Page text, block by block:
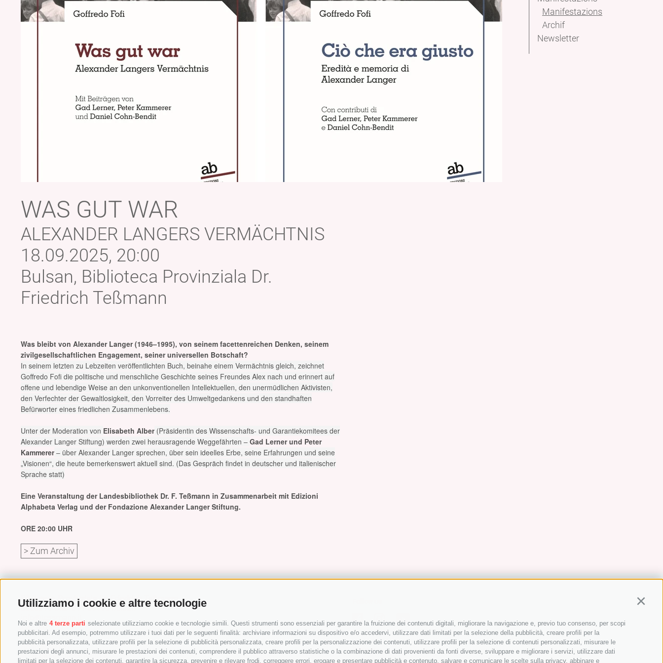
Utilizziamo i cookie e altre tecnologie
Noi e altre 4 terze parti selezionate utilizziamo cookie e tecnologie simili. Questi strumenti sono essenziali per garantire la fruizione dei contenuti digitali, migliorare la navigazione e, previo tuo consenso, per scopi
pubblicitari. Ad esempio, potremmo utilizzare i tuoi dati per le seguenti finalità: archiviare informazioni su dispositivo e/o accedervi, utilizzare dati limitati per la selezione della pubblicità, creare profili per la
pubblicità personalizzata, utilizzare profili per la selezione di pubblicità personalizzata, creare profili per la personalizzazione dei contenuti, utilizzare profili per la selezione di contenuti personalizzati, misurare le
prestazioni degli annunci, misurare le prestazioni dei contenuti, comprendere il pubblico attraverso statistiche o la combinazione di dati provenienti da fonti diverse, sviluppare e migliorare i servizi, utilizzare dati
limitati per la selezione dei contenuti, garantire la sicurezza, prevenire e rilevare frodi, correggere errori, erogare e presentare pubblicità e contenuto, salvare e comunicare le scelte sulla privacy, abbinare e
WAS GUT WAR
ALEXANDER LANGERS VERMÄCHTNIS
18.09.2025, 20:00
Bulsan, Biblioteca Provinziala Dr.
Friedrich Teßmann
Was bleibt von Alexander Langer (1946–1995), von seinem facettenreichen Denken, seinem
zivilgesellschaftlichen Engagement, seiner universellen Botschaft?
In seinem letzten zu Lebzeiten veröffentlichten Buch, beinahe einem Vermächtnis gleich, zeichnet
Goffredo Fofi die politische und menschliche Geschichte seines Freundes Alex nach und erinnert auf
offene und lebendige Weise an den unkonventionellen Intellektuellen, den unermüdlichen Aktivisten,
den Verfechter der Gewaltlosigkeit, den Vorreiter des Umweltgedankens und den standhaften
Befürworter eines friedlichen Zusammenlebens.
Unter der Moderation von Elisabeth Alber (Präsidentin des Wissenschafts- und Garantiekomitees der
Alexander Langer Stiftung) werden zwei herausragende Weggefährten – Gad Lerner und Peter
Kammerer – über Alexander Langer sprechen, über sein ideelles Erbe, seine Erfahrungen und seine
„Visionen“, die heute bemerkenswert aktuell sind. (Das Gespräch findet in deutscher und italienischer
Sprache statt)
Eine Veranstaltung der Landesbibliothek Dr. F. Teßmann in Zusammenarbeit mit Edizioni
Alphabeta Verlag und der Fondazione Alexander Langer Stiftung.
ORE 20:00 UHR
> Zum Archiv
Manifestazions
Archif
Newsletter
Biblioteca Provinziala Dr. Friedrich Teßmann
Streda A.-Diaz 8 / I-39100 Bulsan
+39 0471 471814
Aministrazion:
verwaltung@tessmann.it
Partner